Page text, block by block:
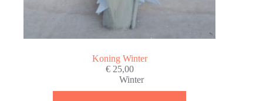
Koning Winter
€25,00
Winter